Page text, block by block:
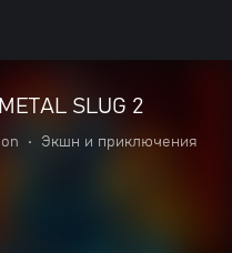
SLUG 2
•
Экшн и приключения